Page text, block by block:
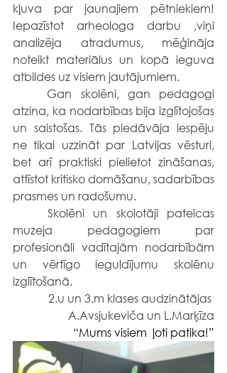
kļuva par jaunajiem pētniekiem!
Iepazīstot arheologa darbu ,viņi
analizēja atradumus, mēģināja
noteikt materiālus un kopā ieguva
atbildes uz visiem jautājumiem.
atzina, ka nodarbības bija izglītojošas
un saistošas. Tās piedāvāja iespēju
ne tikai uzzināt par Latvijas vēsturi,
bet arī praktiski pielietot zināšanas,
attīstot kritisko domāšanu, sadarbības
prasmes un radošumu.
muzeja pedagogiem par
profesionāli vadītajām nodarbībām
un vērtīgo ieguldījumu skolēnu
izglītošanā.
2.u un 3.m klases audzinātājas
A.Avsjukeviča un L.Marķīza
“Mums visiem  ļoti patika!”